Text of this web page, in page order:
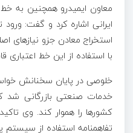
معاون ایمیدرو همچنین به خط
ایرانی اشاره کرد و گفت:
استخراج معادن جزو
با استفاده از این خط اعتباری
خلوصی در پایان سخنانش
خدمات صنعتی بازرگانی شد
کشورها را هموار کند. وی
تفاهمنامه استفاده از